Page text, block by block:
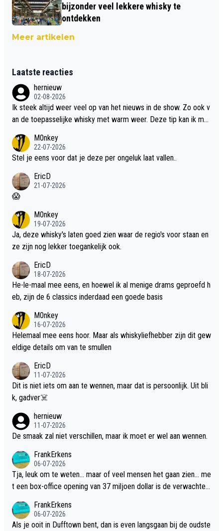
bijzonder veel lekkere whisky te
ontdekken
Meer artikelen
Laatste reacties
hernieuw
02-08-2026
Ik steek altijd weer veel op van het nieuws in de show. Zo ook v
an de toepasselijke whisky met warm weer. Deze tip kan ik met
M0nkey
22-07-2026
Stel je eens voor dat je deze per ongeluk laat vallen..
EricD
21-07-2026
😱
M0nkey
19-07-2026
Ja, deze whisky's laten goed zien waar de regio's voor staan en
ze zijn nog lekker toegankelijk ook.
EricD
18-07-2026
He-le-maal mee eens, en hoewel ik al menige drams geproefd h
eb, zijn de 6 classics inderdaad een goede basis
M0nkey
16-07-2026
Helemaal mee eens hoor. Maar als whiskyliefhebber zijn dit gew
eldige details om van te smullen
EricD
11-07-2026
Dit is niet iets om aan te wennen, maar dat is persoonlijk. Uit bli
k, gadver☠️
hernieuw
11-07-2026
De smaak zal niet verschillen, maar ik moet er wel aan wennen.
FrankErkens
06-07-2026
Tja, leuk om te weten... maar of veel mensen het gaan zien... me
t een box-office opening van 37 miljoen dollar is de verwachte
FrankErkens
06-07-2026
Als je ooit in Dufftown bent, dan is even langsgaan bij de oudste